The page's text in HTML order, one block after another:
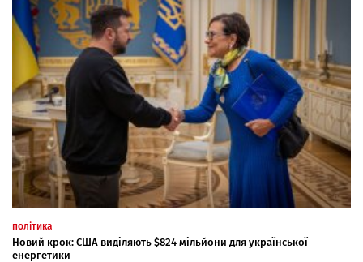
політика
Новий крок: США виділяють $824 мільйони для української
енергетики